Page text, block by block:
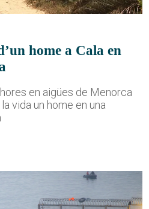
home a Cala en
en aigües de Menorca
vida un home en una